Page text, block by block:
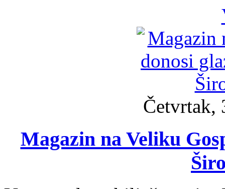
Četvrtak,
Magazin na Veliku